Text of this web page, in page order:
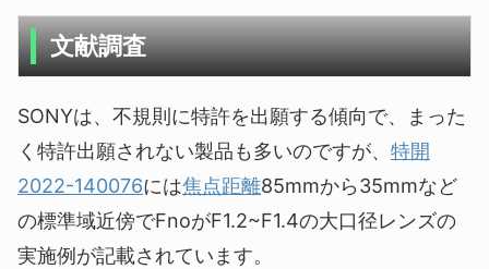
文献調査
SONYは、不規則に特許を出願する傾向で、まった
く特許出願されない製品も多いのですが、 特開
2022-140076には焦点距離85mmから35mmなど
の標準域近傍でFnoがF1.2~F1.4の大口径レンズの
実施例が記載されています。